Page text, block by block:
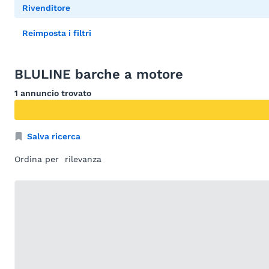
Rivenditore
Reimposta i filtri
BLULINE barche a motore
1 annuncio trovato
Salva ricerca
Ordina per